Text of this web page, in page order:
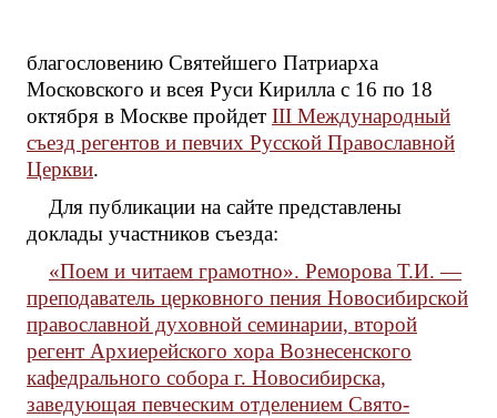
благословению Святейшего Патриарха
Московского и всея Руси Кирилла с 16 по 18
октября в Москве пройдет III Международный
съезд регентов и певчих Русской Православной
Церкви.
Для публикации на сайте представлены
доклады участников съезда:
«Поем и читаем грамотно». Реморова Т.И. —
преподаватель церковного пения Новосибирской
православной духовной семинарии, второй
регент Архиерейского хора Вознесенского
кафедрального собора г. Новосибирска,
заведующая певческим отделением Свято-